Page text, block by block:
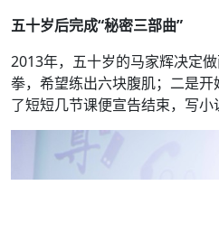
五十岁后完成“秘密三部曲”
2013年，五十岁的马家辉决定
拳，希望练出六块腹肌；二是
了短短几节课便宣告结束，写小